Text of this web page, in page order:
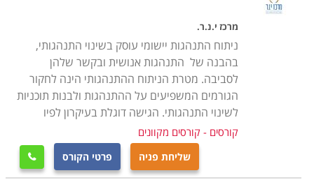
והתנהגויות תרבותיות שונות. התהליך לא נפסק בעצם
לעולם, ולכן גם מבחר האופציות השונות למי שמעוניין
לעסוק בתחום, מגוונות למדי. משום הריבוי הרב והצורך
להתאים את דרכי החינוך לגילאים שונים, נוהגים לחלק את
התחום לתתי קטגוריות שונות. המתעניינים במקצועות אלו
יוכלו ללמוד חינוך למבוגרים, לילדים, לגיל הרך ולבעלי
מוגבלויות שונות, פיסיות וקוגנטיביות.
טיפול הוא המינוח שבו אנו כחברה, משתמשים כדי לבטא
פעולה של הבראת אדם מסוים שנולד או חווה פגיעה
מרכז י.נ.ר.
ניתוח התנהגות יישומי עוסק בשינוי התנהגותי,
בהבנה של התנהגות אנושית ובקשר שלהן
לסביבה. מטרת הניתוח ההתנהגותי הינה לחקור
הגורמים המשפיעים על ההתנהגות ולבנות תוכניות
לשינוי התנהגותי. הגישה דוגלת בעיקרון לפיו
קורסים - קורסים מקוונים
שליחת פניה פרטי הקורס 